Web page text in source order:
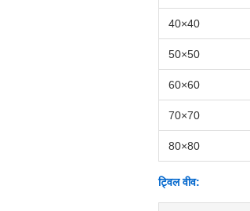
40×40
50×50
60×60
70×70
80×80
ट्विल वीव: